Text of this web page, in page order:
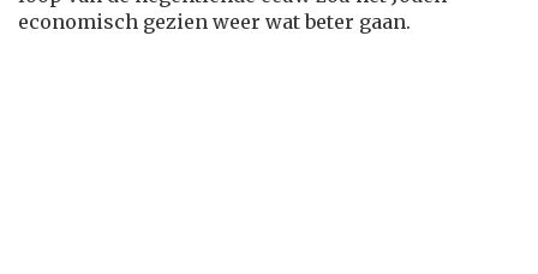
economisch gezien weer wat beter gaan.